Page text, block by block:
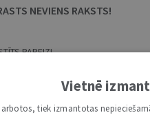
NEVIENS RAKSTS!
PAREIZI.
LAUKS.Vietnē
tiek izmantotas